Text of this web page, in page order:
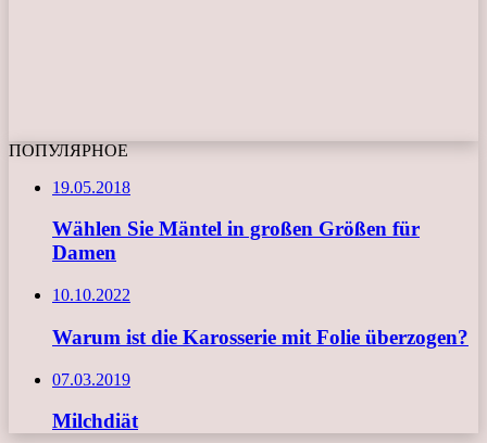
ПОПУЛЯРНОЕ
19.05.2018
Wählen Sie Mäntel in großen Größen für
Damen
10.10.2022
Warum ist die Karosserie mit Folie überzogen?
07.03.2019
Milchdiät